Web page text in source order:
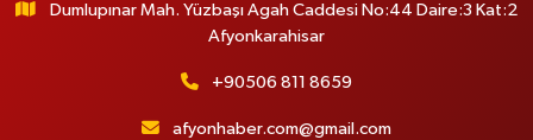
Dumlupınar Mah. Yüzbaşı Agah Caddesi No:44 Daire:3 Kat:2
Afyonkarahisar
+90506 811 8659
afyonhaber.com@gmail.com